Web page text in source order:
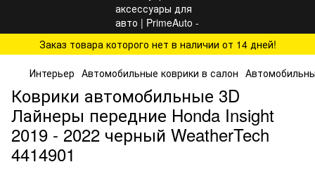
Заказ товара которого нет в наличии от 14 дней!
Интерьер Автомобильные коврики в салон
Коврики автомобильные 3D
Лайнеры передние Honda Insight
2019 - 2022 черный WeatherTech
4414901